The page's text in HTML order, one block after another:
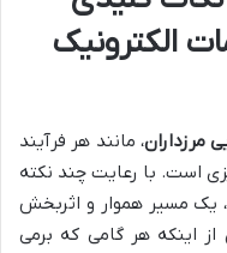
الکترونیک
مرزداران، مانند هر فرآیند
است. با رعایت چند نکته
یک مسیر هموار و اثربخش
از اینکه هر گامی که برمی